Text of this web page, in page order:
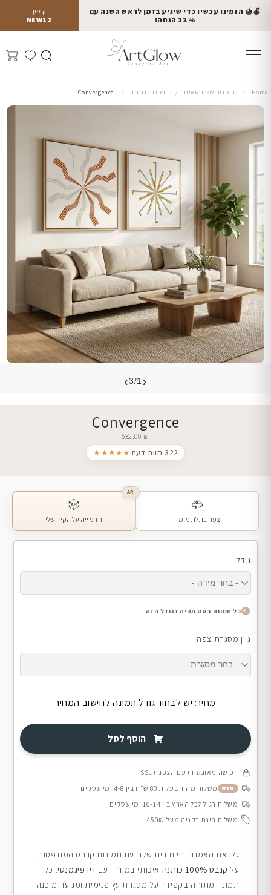
קופון
NEW12
🍎🍯 הזמינו עכשיו כדי שיגיע בזמן לראש השנה עם
12% הנחה!
Home תמונות לפי נושאים תמונות בזוגות Convergence
‹
3/1
›
Convergence
632.00 ₪
★★★★★
322 חוות דעת
צפה בתלת מימד
AR
הדמייה על הקיר שלי
גודל
כל תמונה בסט תהיה בגודל הזה
גוון מסגרת צפה
מחיר: יש לבחור גודל תמונה לחישוב המחיר
הוסף לסל
רכישה מאובטחת עם הצפנת SSL
חדש
משלוח מהיר בעלות 80 ש״ח בין 4-8 ימי עסקים
משלוח רגיל לכל הארץ בין 10-14 ימי עסקים
משלוח חינם בקניה מעל 450₪
גלו את האמנות הייחודית שלנו עם תמונות קנבס המודפסות
על קנבס 100% כותנה איכותי במיוחד עם דיו פיגמנטי. כל
תמונה מתוחה בקפידה על מסגרת עץ פנימית ומגיעה מוכנה